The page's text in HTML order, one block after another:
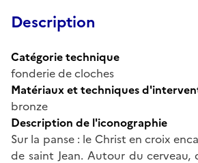
Description
Catégorie technique
fonderie de cloches
Matériaux et techniques
bronze
Description de l'iconographie
Sur la panse : le Christ en croix
de saint Jean. Autour du cerveau,